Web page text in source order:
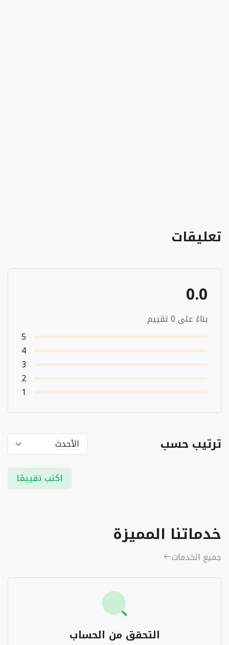
تعليقات
0.0
بناءً على 0 تقييم
5
4
3
2
1
ترتيب حسب
اكتب تقييمًا
خدماتنا المميزة
جميع الخدمات
التحقق من الحساب